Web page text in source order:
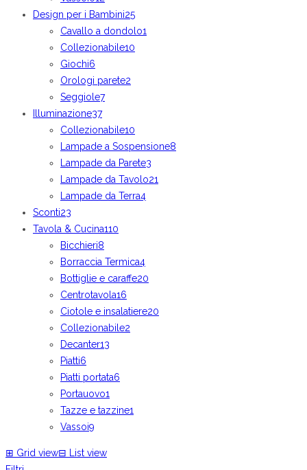
Design per i Bambini25
Cavallo a dondolo1
Collezionabile10
Giochi6
Orologi parete2
Seggiole7
Illuminazione37
Collezionabile10
Lampade a Sospensione8
Lampade da Parete3
Lampade da Tavolo21
Lampade da Terra4
Sconti23
Tavola & Cucina110
Bicchieri8
Borraccia Termica4
Bottiglie e caraffe20
Centrotavola16
Ciotole e insalatiere20
Collezionabile2
Decanter13
Piatti6
Piatti portata6
Portauovo1
Tazze e tazzine1
Vassoi9
⊞ Grid view⊟
List view